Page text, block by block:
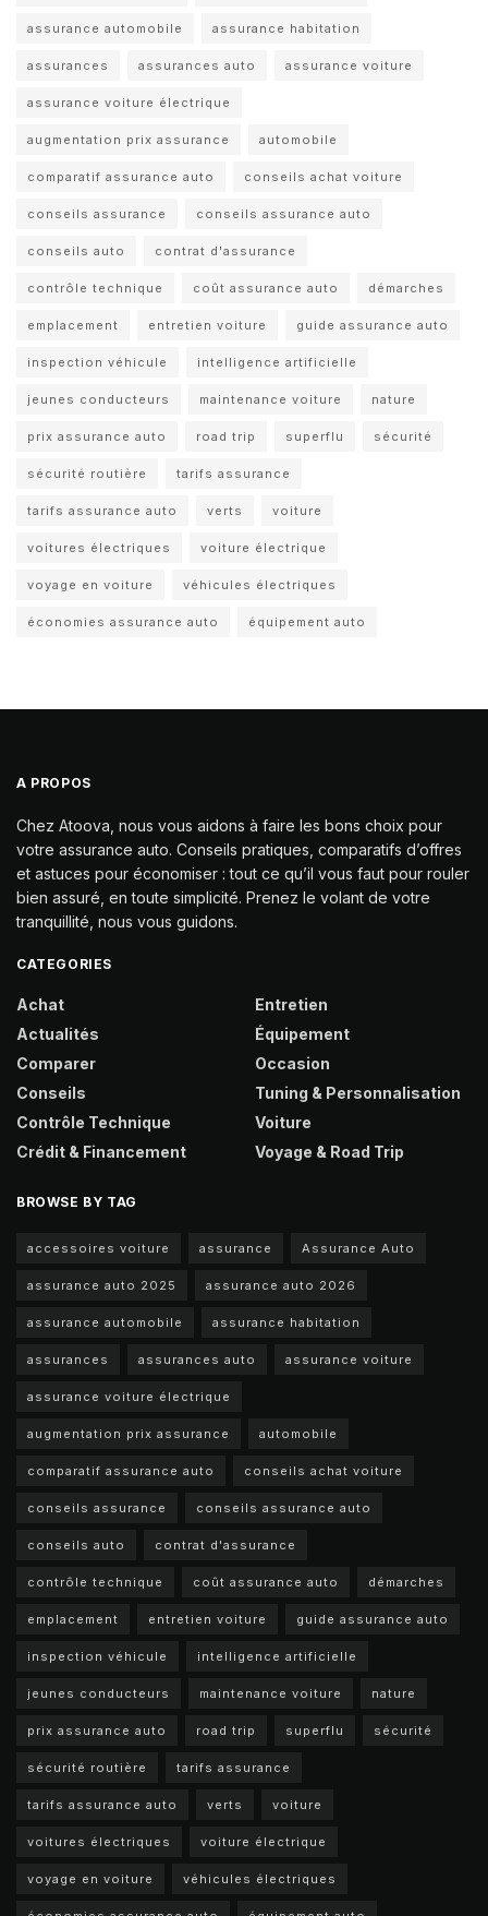
assurance automobile assurance habitation
assurances assurances auto assurance voiture
assurance voiture électrique
augmentation prix assurance automobile
comparatif assurance auto conseils achat voiture
conseils assurance conseils assurance auto
conseils auto contrat d'assurance
contrôle technique coût assurance auto démarches
emplacement entretien voiture guide assurance auto
inspection véhicule intelligence artificielle
jeunes conducteurs maintenance voiture nature
prix assurance auto road trip superflu sécurité
sécurité routière tarifs assurance
tarifs assurance auto verts voiture
voitures électriques voiture électrique
voyage en voiture véhicules électriques
économies assurance auto équipement auto
A PROPOS
Chez Atoova, nous vous aidons à faire les bons choix pour
votre assurance auto. Conseils pratiques, comparatifs d’offres
et astuces pour économiser : tout ce qu’il vous faut pour rouler
bien assuré, en toute simplicité. Prenez le volant de votre
tranquillité, nous vous guidons.
CATEGORIES
Achat
Actualités
Comparer
Conseils
Contrôle Technique
Crédit & Financement
Entretien
Équipement
Occasion
Tuning & Personnalisation
Voiture
Voyage & Road Trip
BROWSE BY TAG
accessoires voiture assurance Assurance Auto
assurance auto 2025 assurance auto 2026
assurance automobile assurance habitation
assurances assurances auto assurance voiture
assurance voiture électrique
augmentation prix assurance automobile
comparatif assurance auto conseils achat voiture
conseils assurance conseils assurance auto
conseils auto contrat d'assurance
contrôle technique coût assurance auto démarches
emplacement entretien voiture guide assurance auto
inspection véhicule intelligence artificielle
jeunes conducteurs maintenance voiture nature
prix assurance auto road trip superflu sécurité
sécurité routière tarifs assurance
tarifs assurance auto verts voiture
voitures électriques voiture électrique
voyage en voiture véhicules électriques